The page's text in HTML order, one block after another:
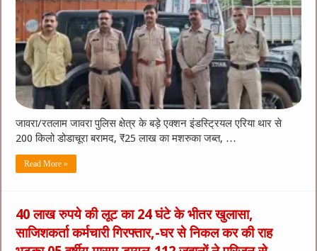
जावरा/रतलाम जावरा पुलिस क्षेत्र के बड़े एक्शन इंडस्ट्रियल एरिया थार से
200 किलो डोडाचूरा बरामद, ₹25 लाख का मशरुका जब्त, …
Read More »
40 लाख रुपये की लूट का 24 घंटे के भीतर खुलासा,
साजिशकर्ता कर्मचारी गिरफ्तार,-घर से निकल कर की राह